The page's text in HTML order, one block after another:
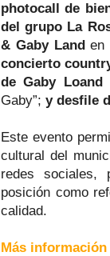
photocall de
del grupo La
& Gaby Landen
concierto
de Gaby Loand
Gaby”; y desfile
Este evento
cultural del
redes sociales,
posición como
calidad.
Más